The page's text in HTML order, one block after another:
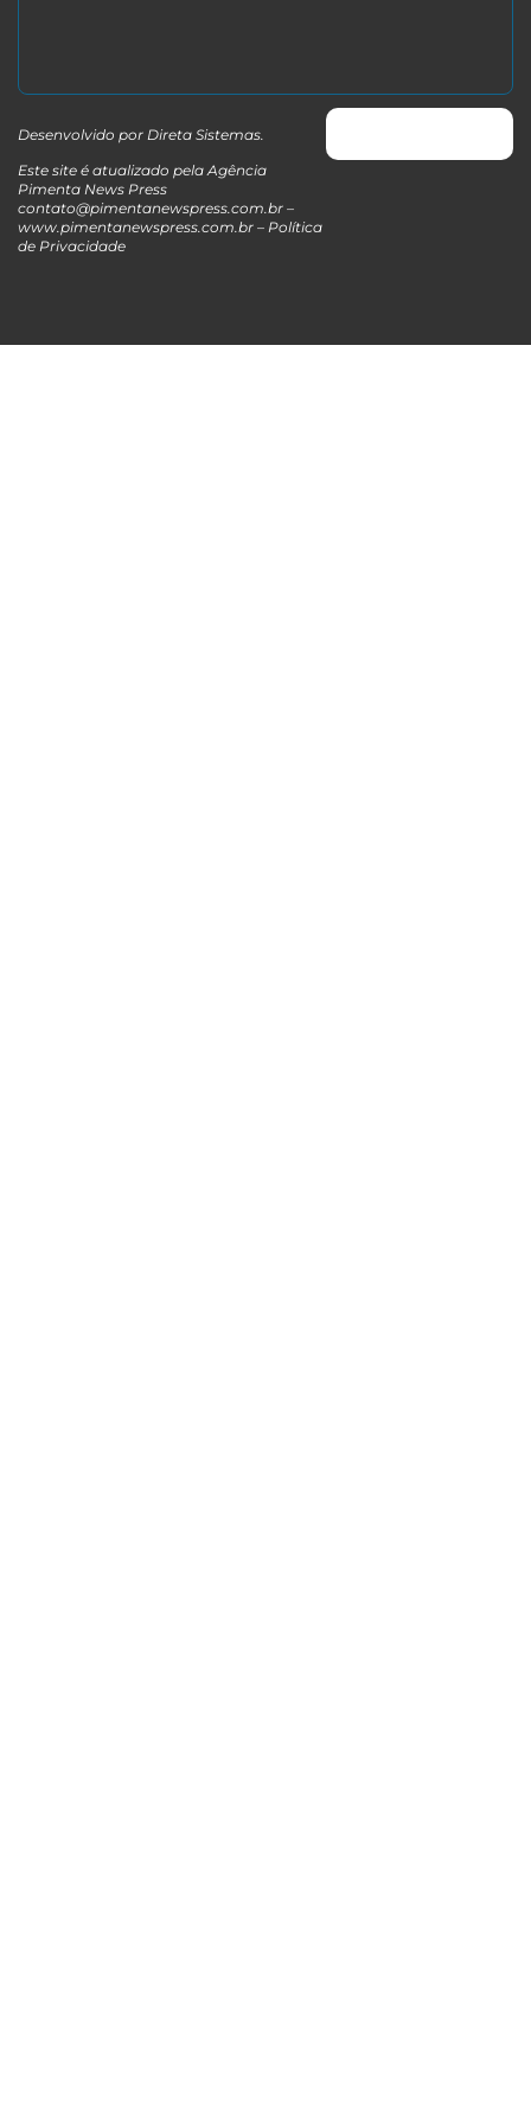
Desenvolvido por Direta Sistemas
Este site é atualizado pela Agência
Pimenta News Press
contato@pimentanewspress.com.br –
www.pimentanewspress.com.br – Política
de Privacidade